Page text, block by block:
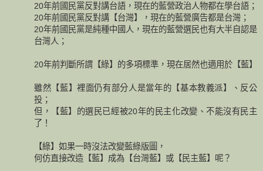
20年前國民黨反對講台語，現在的藍營政治人物都在學台語；
20年前國民黨反對講【台灣】，現在的藍營廣告都是台灣；
20年前國民黨是純種中國人，現在的藍營選民也有大半自認是
台灣人；
20年前判斷所謂【綠】的多項標準，現在居然也適用於【藍】
雖然【藍】裡面仍有部分人是當年的【基本教義派】、反公
投；
但，【藍】的選民已經被20年的民主化改變、不能沒有民主
了！
【綠】如果一時沒法改變藍綠版圖，
何仿直接改造【藍】成為【台灣藍】或【民主藍】呢？